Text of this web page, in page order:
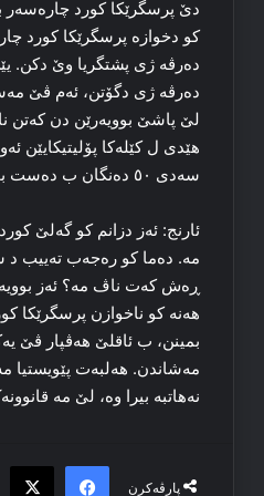
دێ پرسگرێکا کورد چاره‌سه‌ر
کو دخوازه‌ پرسگرێکا کورد
ده‌رڤه‌ ژی پشتگریا وێ دکن.
ده‌رڤه‌ ژی دگۆتن، ئه‌م ڤێ
لێ پاشێ بوویه‌رێن دن که‌تن
هێدی ل کێله‌کا پۆلیتیکایێن
سه‌دی ٥۰ ده‌نگان ب ده‌ست بخن.
ئارنج: ئه‌ز دزانم کو گه‌لێ
ڕه‌ش که‌ت ناڤ مه‌؟ ئه‌ز
هه‌نه‌ کو ناخوازن پرسگرێکا
بمینن، ب ئاقلێ هه‌ڤپار ڤێ
مه‌شاندن. هه‌لبه‌ت پێویستیا
نه‌هاتبه‌ بیرا وه‌، لێ مه‌
پارڤەکرن